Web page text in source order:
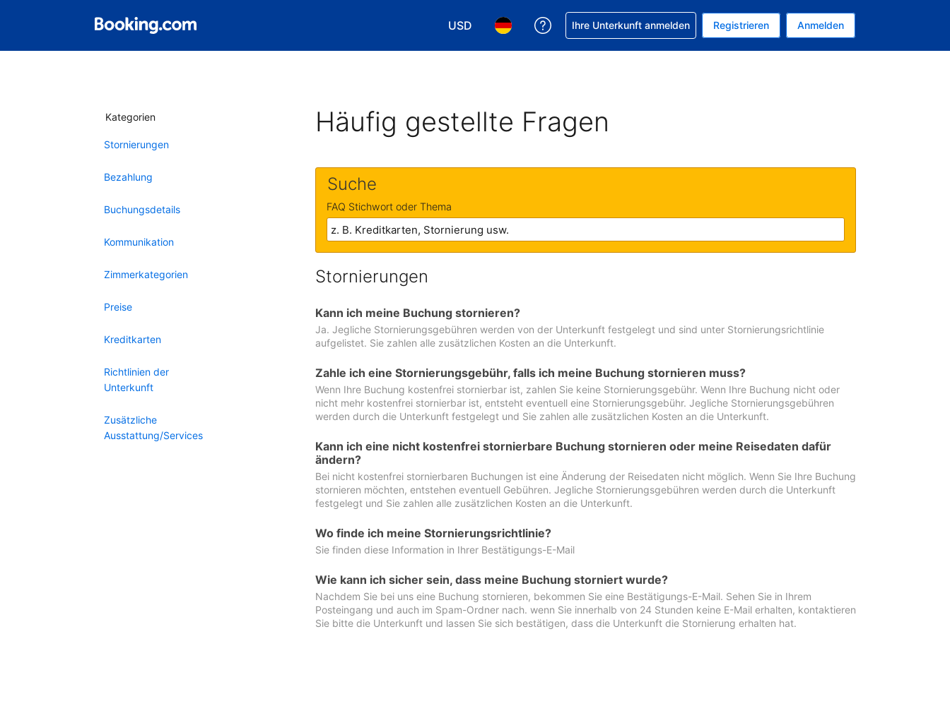
USD
Wählen Sie Ihre Währung. Ihre aktuelle Währung ist US-Dollar
Wählen Sie Ihre Sprache. Ihre aktuelle Sprache ist Deutsch
Hilfe bei Ihrer Buchung erhalten
Ihre Unterkunft anmelden Registrieren Anmelden
Kategorien
Stornierungen
Bezahlung
Buchungsdetails
Kommunikation
Zimmerkategorien
Preise
Kreditkarten
Richtlinien der
Unterkunft
Zusätzliche
Ausstattung/Services
Häufig gestellte Fragen
Suche
FAQ Stichwort oder Thema
Stornierungen
Kann ich meine Buchung stornieren?
Ja. Jegliche Stornierungsgebühren werden von der Unterkunft festgelegt und sind unter Stornierungsrichtlinie
aufgelistet. Sie zahlen alle zusätzlichen Kosten an die Unterkunft.
Zahle ich eine Stornierungsgebühr, falls ich meine Buchung stornieren muss?
Wenn Ihre Buchung kostenfrei stornierbar ist, zahlen Sie keine Stornierungsgebühr. Wenn Ihre Buchung nicht oder
nicht mehr kostenfrei stornierbar ist, entsteht eventuell eine Stornierungsgebühr. Jegliche Stornierungsgebühren
werden durch die Unterkunft festgelegt und Sie zahlen alle zusätzlichen Kosten an die Unterkunft.
Kann ich eine nicht kostenfrei stornierbare Buchung stornieren oder meine Reisedaten dafür
ändern?
Bei nicht kostenfrei stornierbaren Buchungen ist eine Änderung der Reisedaten nicht möglich. Wenn Sie Ihre Buchung
stornieren möchten, entstehen eventuell Gebühren. Jegliche Stornierungsgebühren werden durch die Unterkunft
festgelegt und Sie zahlen alle zusätzlichen Kosten an die Unterkunft.
Wo finde ich meine Stornierungsrichtlinie?
Sie finden diese Information in Ihrer Bestätigungs-E-Mail
Wie kann ich sicher sein, dass meine Buchung storniert wurde?
Nachdem Sie bei uns eine Buchung stornieren, bekommen Sie eine Bestätigungs-E-Mail. Sehen Sie in Ihrem
Posteingang und auch im Spam-Ordner nach. wenn Sie innerhalb von 24 Stunden keine E-Mail erhalten, kontaktieren
Sie bitte die Unterkunft und lassen Sie sich bestätigen, dass die Unterkunft die Stornierung erhalten hat.